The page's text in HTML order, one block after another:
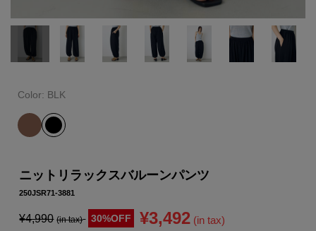
Color: BLK
ニットリラックスバルーンパンツ
250JSR71-3881
¥4,990 (in tax) 30%OFF ¥3,492 (in tax)